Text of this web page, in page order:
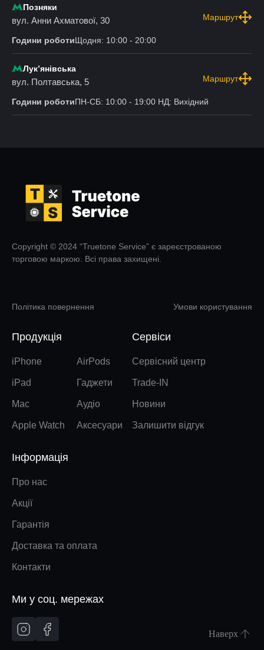
Позняки
вул. Анни Ахматової, 30 Маршрут
Години роботиЩодня: 10:00 - 20:00
Лукʼянівська
вул. Полтавська, 5 Маршрут
Години роботиПН-СБ: 10:00 - 19:00 НД: Вихідний
Copyright © 2024 “Truetone Service” є зареєстрованою
торговою маркою. Всі права захищені.
Політика повернення Умови користування
Продукція
iPhone
iPad
Mac
Apple Watch
AirPods
Гаджети
Аудіо
Аксесуари
Сервіси
Сервісний центр
Trade-IN
Новини
Залишити відгук
Інформація
Про нас
Акції
Гарантія
Доставка та оплата
Контакти
Ми у соц. мережах
Наверх